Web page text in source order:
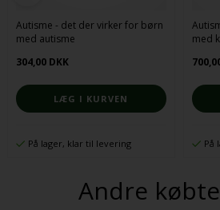
Autisme - det der virker for børn
med autisme
304,00 DKK
På lager, klar til levering
med
På
Andre